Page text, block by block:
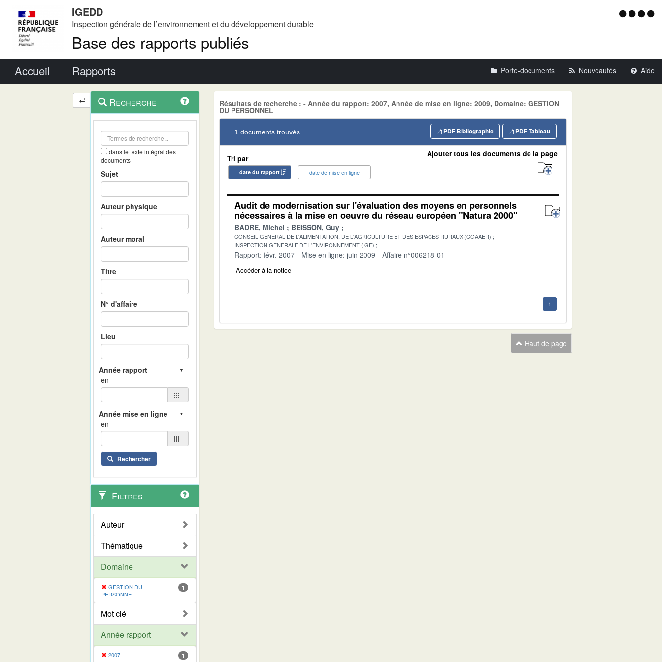
IGEDD
Inspection générale de l’environnement et du développement durable
Base des rapports publiés
Menu
Accueil Rapports Porte-documents Nouveautés Aide
Navigation
et
outils
contextuel
Recherche
dans le texte intégral des
documents
Sujet
Auteur physique
Auteur moral
Titre
N° d'affaire
Lieu
en
en
Rechercher
Filtres
Auteur
Thématique
Domaine
GESTION DU
PERSONNEL
1
Mot clé
Année rapport
2007 1
Résultats de recherche : - Année du rapport: 2007, Année de mise en ligne: 2009, Domaine: GESTION
DU PERSONNEL
1 documents trouvés PDF Tableau
PDF Bibliographie
Tri par
date du rapport date de mise en ligne
Ajouter tous les documents de la page
Audit de modernisation sur l'évaluation des moyens en personnels
nécessaires à la mise en oeuvre du réseau européen "Natura 2000"
BADRE, Michel BEISSON, Guy
CONSEIL GENERAL DE L'ALIMENTATION, DE L'AGRICULTURE ET DES ESPACES RURAUX (CGAAER)
INSPECTION GENERALE DE L'ENVIRONNEMENT (IGE)
Rapport: févr. 2007 Mise en ligne: juin 2009 Affaire n°006218-01
Accéder à la notice
1
Haut de page